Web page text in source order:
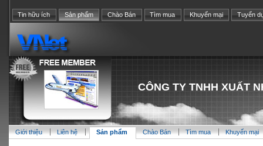
Tin hữu ích Sản phẩm Chào Bán Tìm mua Khuyến mại Tuyển
CÔNG TY TNHH XUẤT
Giới thiệu Liên hệ Sản phẩm Chào Bán Tìm mua Khuyến mại